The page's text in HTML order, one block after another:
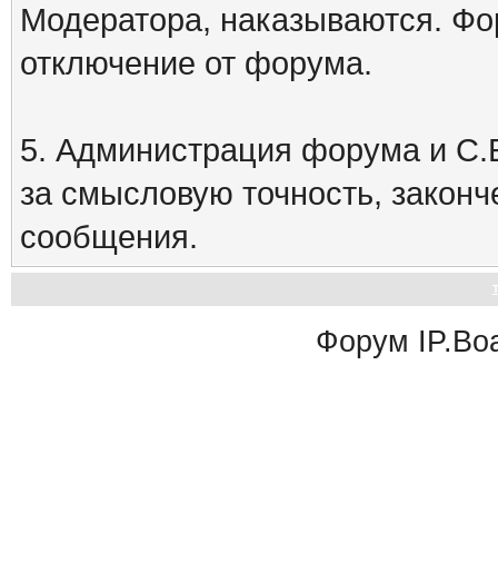
Модератора, наказываются.
отключение от форума.
5. Администрация форума и
за смысловую точность,
сообщения.
Форум